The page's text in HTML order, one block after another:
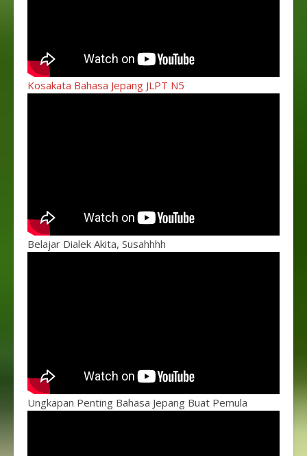
Kosakata Bahasa Jepang JLPT N5
Belajar Dialek Akita, Susahhhh
Ungkapan Penting Bahasa Jepang Buat Pemula